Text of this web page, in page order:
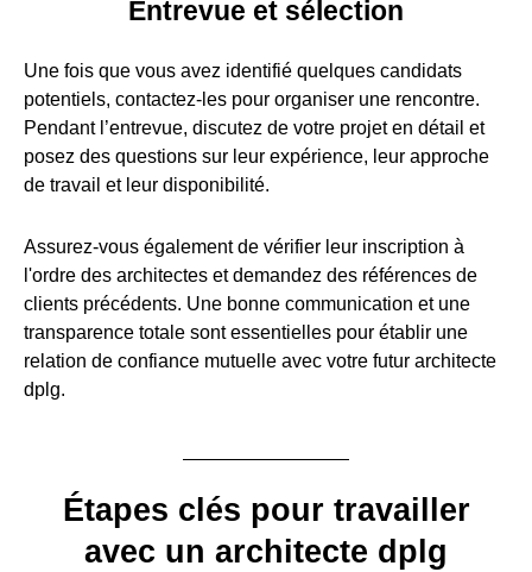
Entrevue et sélection
Une fois que vous avez identifié quelques candidats
potentiels, contactez-les pour organiser une rencontre.
Pendant l’entrevue, discutez de votre projet en détail et
posez des questions sur leur expérience, leur approche
de travail et leur disponibilité.
Assurez-vous également de vérifier leur inscription à
l'ordre des architectes et demandez des références de
clients précédents. Une bonne communication et une
transparence totale sont essentielles pour établir une
relation de confiance mutuelle avec votre futur architecte
dplg.
Étapes clés pour travailler
avec un architecte dplg